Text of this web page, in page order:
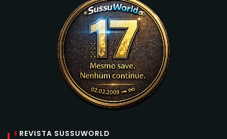
REVISTA SUSSUWORLD